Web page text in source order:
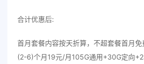
合计优惠后:
首月套餐内容按天折算，不超套餐首月免
(2-6)个月19元/月105G通用+30G定向